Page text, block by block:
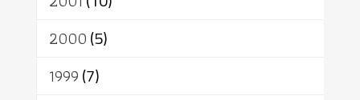
2000(5)
1999(7)